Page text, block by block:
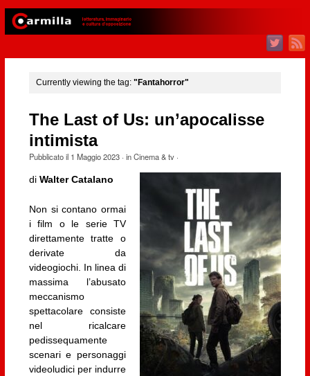
Currently viewing the tag: "Fantahorror"
The Last of Us: un’apocalisse
intimista
Pubblicato il 1 Maggio 2023· inCinema & tv·
di Walter Catalano
Non si contano ormai
i film o le serie TV
direttamente tratte o
derivate da
videogiochi. In linea di
massima l’abusato
meccanismo
spettacolare consiste
nel ricalcare
pedissequamente
scenari e personaggi
videoludici per indurre